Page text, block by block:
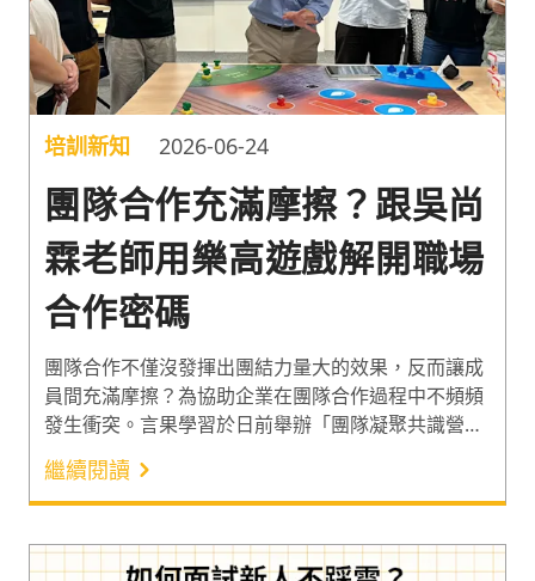
培訓新知 2026-06-24
團隊合作充滿摩擦？跟吳尚
霖老師用樂高遊戲解開職場
合作密碼
團隊合作不僅沒發揮出團結力量大的效果，反而讓成
員間充滿摩擦？為協助企業在團隊合作過程中不頻頻
發生衝突。言果學習於日前舉辦「團隊凝聚共識營」
人資體驗班，邀請樂高團隊共識營講師「吳尚霖」，
帶學員探索提升團隊合作效益的準則。透過寓教於樂
的樂高任務，讓人資夥伴從遊戲中看見職場合作縮
影，體會分工合作的價值。
繼續閱讀